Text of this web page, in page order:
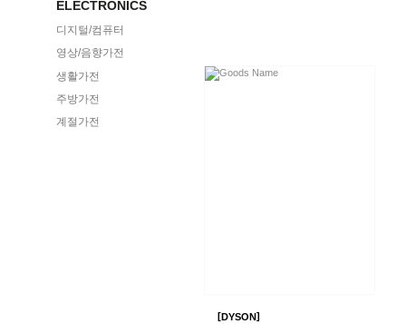
ELECTRONICS
디지털/컴퓨터
영상/음향가전
생활가전
주방가전
계절가전
[DYSON]